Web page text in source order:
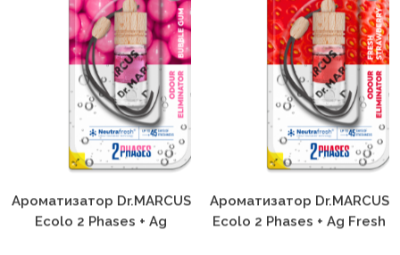
Ecolo 2 Phases + Ag
Bubble Gum
Ecolo 2 Phases + Ag Fresh
Strawberry